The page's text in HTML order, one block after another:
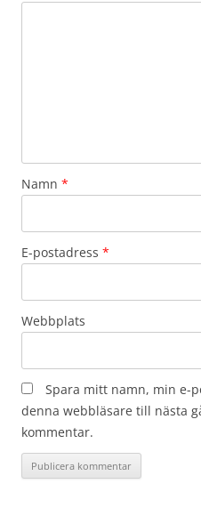
Namn *
E-postadress *
Webbplats
Spara mitt namn, min e-
denna webbläsare till nästa
kommentar.